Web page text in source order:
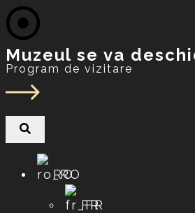
Muzeul se va
Program de vizitare
RO
FR